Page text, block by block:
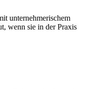
unternehmerischem
wenn sie in der Praxis